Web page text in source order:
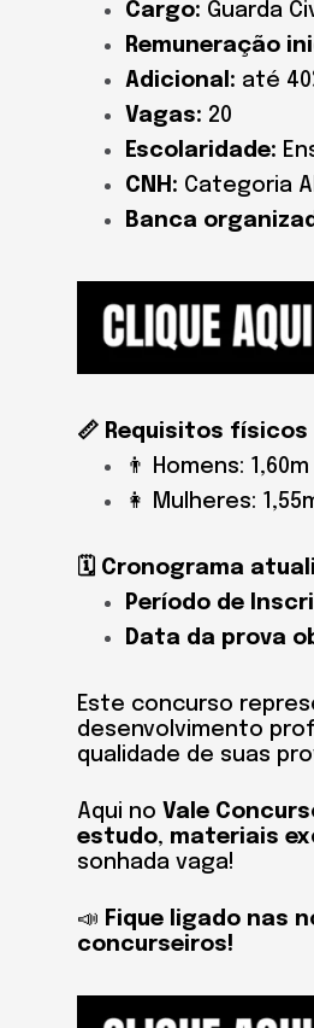
Cargo: Guarda
Remuneração
Adicional: até
Vagas: 20
Escolaridade:
CNH: Categoria
Banca
📏 Requisitos
👨 Homens: 1,60m
👩 Mulheres:
🗓️ Cronograma
Período de
Data da prova
Este concurso
desenvolvimento
qualidade de suas
Aqui no Vale
estudo, materiais
sonhada vaga!
📣 Fique ligado nas
concurseiros!